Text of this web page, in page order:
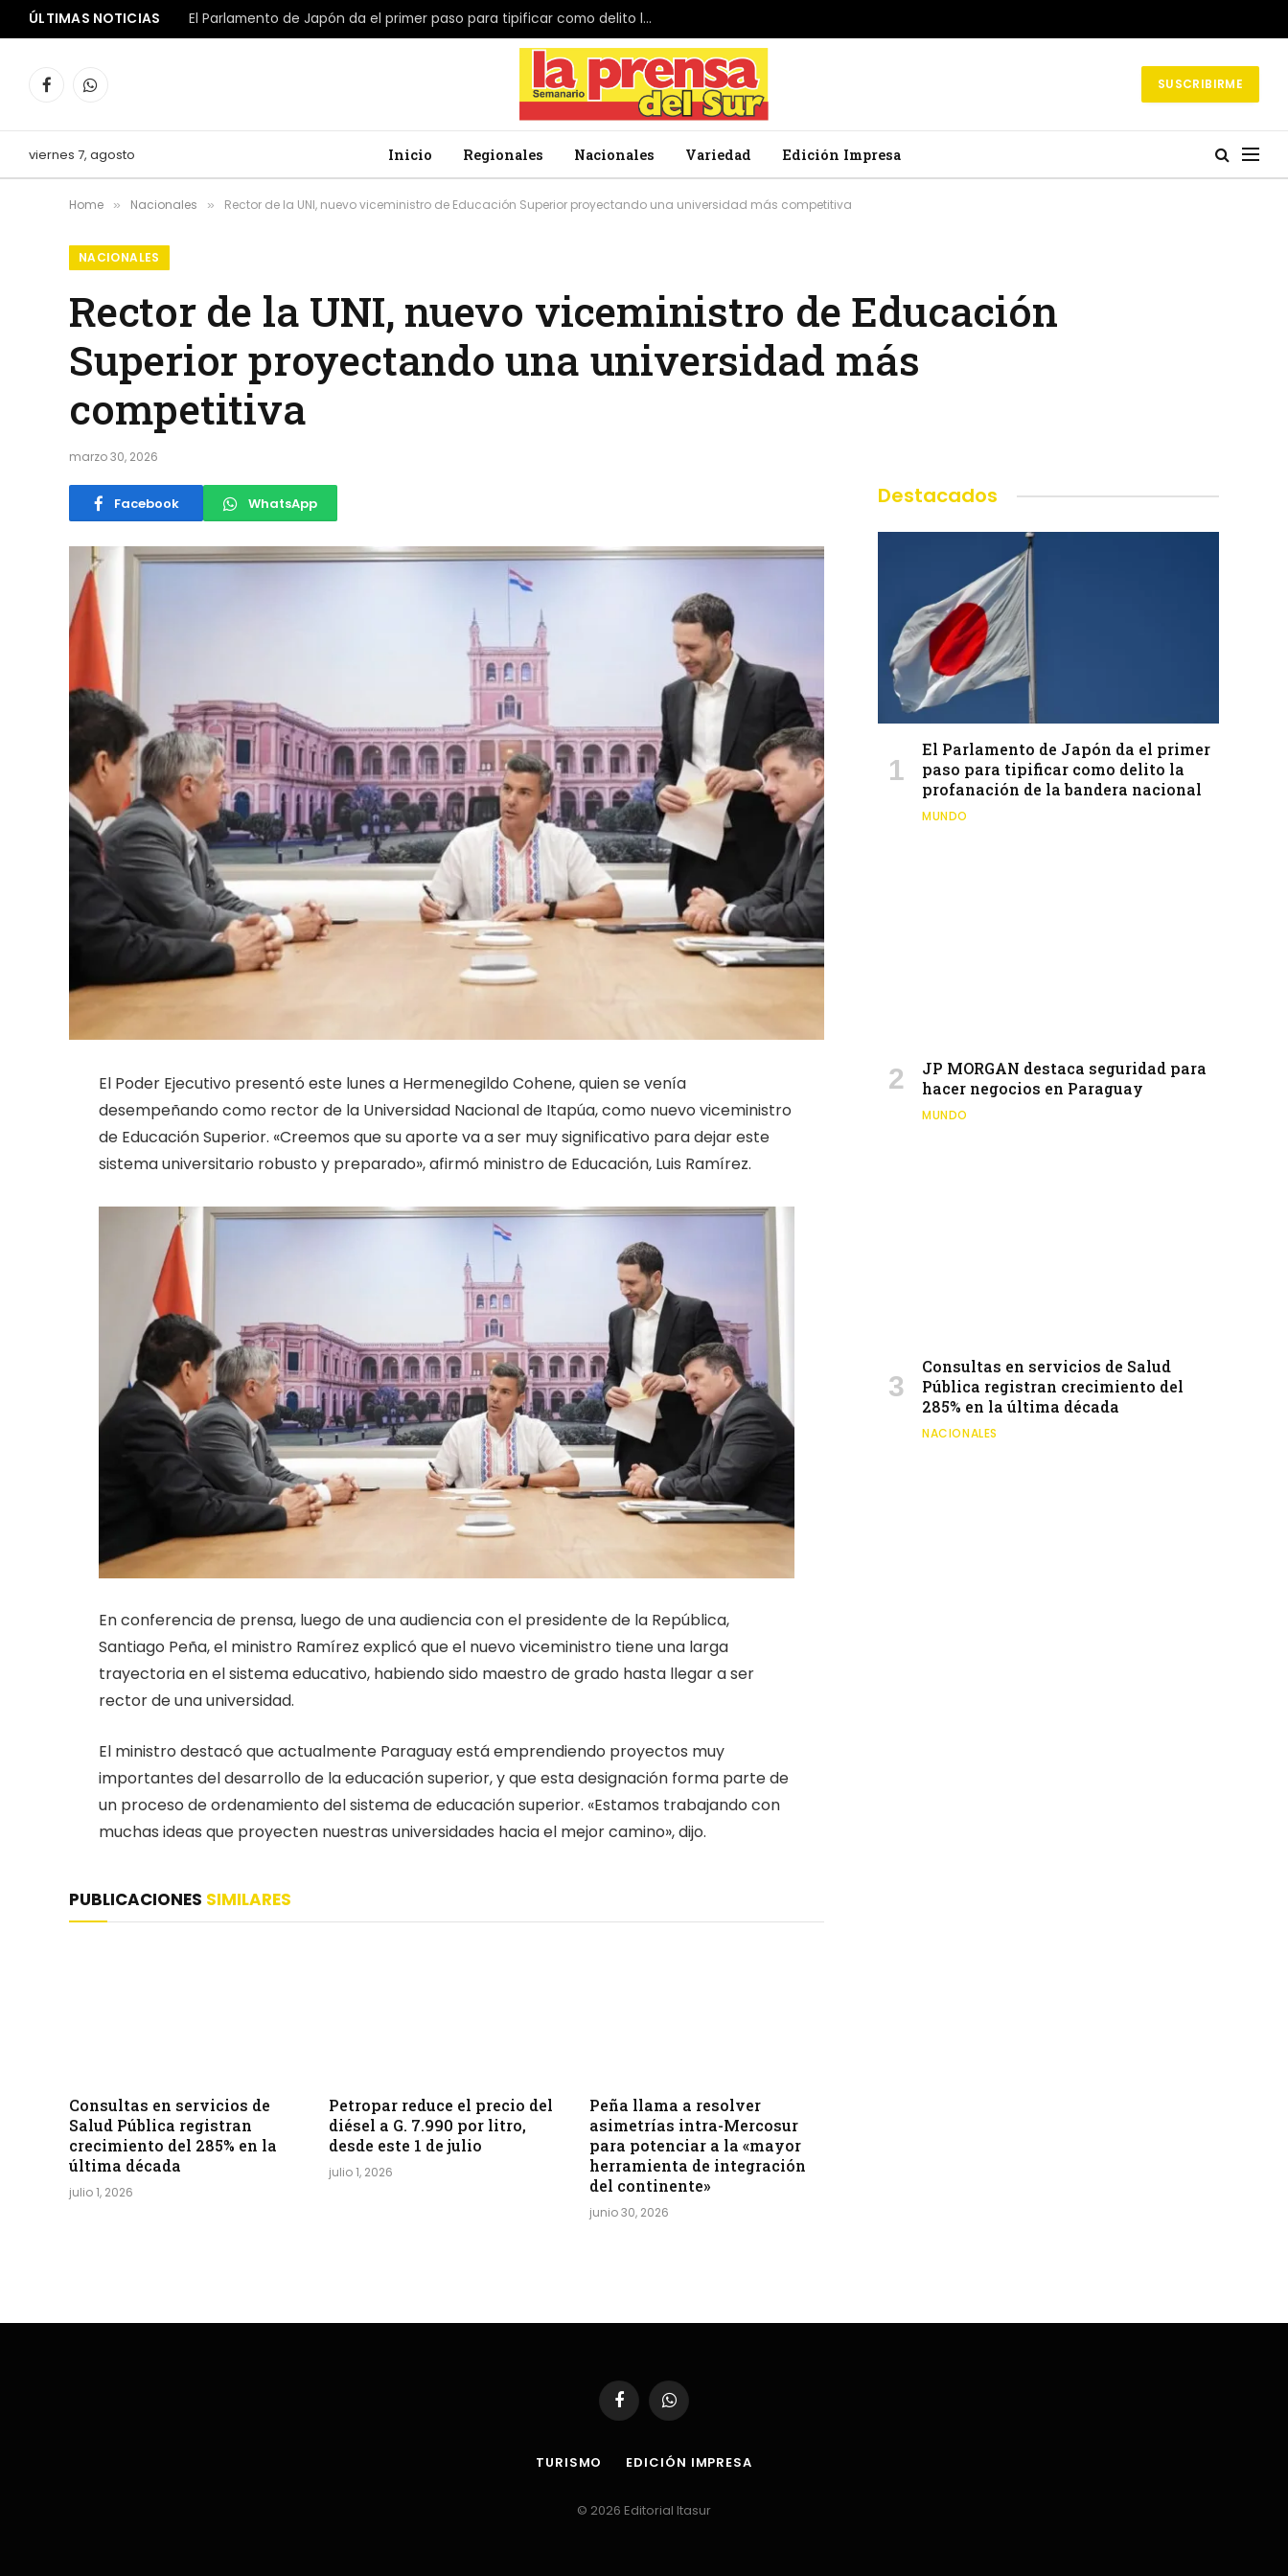
ÚLTIMAS NOTICIAS El Parlamento de Japón da el primer paso para tipificar como delito la profanación de la bandera nacional
FacebookWhatsApp SUSCRIBIRME
viernes 7, agosto Inicio Regionales Nacionales Variedad Edición Impresa
Home » Nacionales » Rector de la UNI, nuevo viceministro de Educación Superior proyectando una universidad más competitiva
NACIONALES
Rector de la UNI, nuevo viceministro de Educación
Superior proyectando una universidad más
competitiva
marzo 30, 2026
Facebook WhatsApp
El Poder Ejecutivo presentó este lunes a Hermenegildo Cohene, quien se venía
desempeñando como rector de la Universidad Nacional de Itapúa, como nuevo viceministro
de Educación Superior. «Creemos que su aporte va a ser muy significativo para dejar este
sistema universitario robusto y preparado», afirmó ministro de Educación, Luis Ramírez.
En conferencia de prensa, luego de una audiencia con el presidente de la República,
Santiago Peña, el ministro Ramírez explicó que el nuevo viceministro tiene una larga
trayectoria en el sistema educativo, habiendo sido maestro de grado hasta llegar a ser
rector de una universidad.
El ministro destacó que actualmente Paraguay está emprendiendo proyectos muy
importantes del desarrollo de la educación superior, y que esta designación forma parte de
un proceso de ordenamiento del sistema de educación superior. «Estamos trabajando con
muchas ideas que proyecten nuestras universidades hacia el mejor camino», dijo.
PUBLICACIONES SIMILARES
Consultas en servicios de
Salud Pública registran
crecimiento del 285% en la
última década
julio 1, 2026
Petropar reduce el precio del
diésel a G. 7.990 por litro,
desde este 1 de julio
julio 1, 2026
Peña llama a resolver
asimetrías intra-Mercosur
para potenciar a la «mayor
herramienta de integración
del continente»
junio 30, 2026
Destacados
El Parlamento de Japón da el primer
paso para tipificar como delito la
profanación de la bandera nacional
MUNDO
JP MORGAN destaca seguridad para
hacer negocios en Paraguay
MUNDO
Consultas en servicios de Salud
Pública registran crecimiento del
285% en la última década
NACIONALES
FacebookWhatsApp
TURISMO EDICIÓN IMPRESA
© 2026 Editorial Itasur